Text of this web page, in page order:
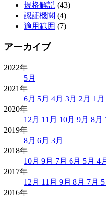
規格解説 (43)
認証機関 (4)
適用範囲 (7)
アーカイブ
2022年
5月
2021年
6月 5月 4月 3月 2月 1月
2020年
12月 11月 10月 9月 8月
2019年
8月 6月 3月
2018年
10月 9月 7月 6月 5月 4月
2017年
12月 11月 9月 8月 7月 5
2016年